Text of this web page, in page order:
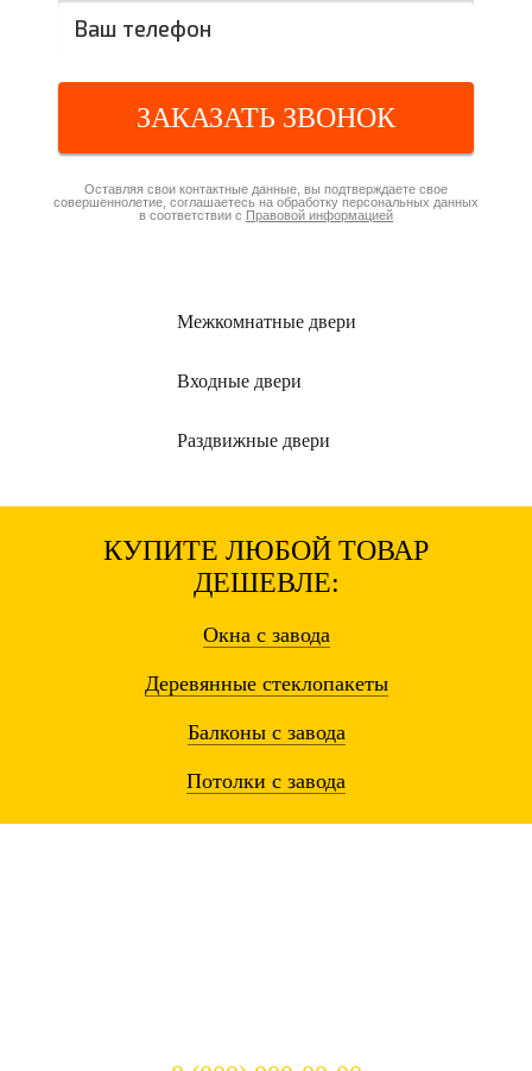
ЗАКАЗАТЬ ЗВОНОК
Оставляя свои контактные данные, вы подтверждаете свое
совершеннолетие, соглашаетесь на обработку персональных данных
в соответствии с Правовой информацией
Межкомнатные двери
Входные двери
Раздвижные двери
КУПИТЕ ЛЮБОЙ ТОВАР
ДЕШЕВЛЕ:
Окнас завода
Деревянные стеклопакеты
Балконы с завода
Потолки с завода